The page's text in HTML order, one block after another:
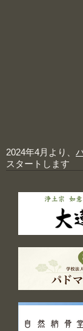
2024年4月より、
スタートします